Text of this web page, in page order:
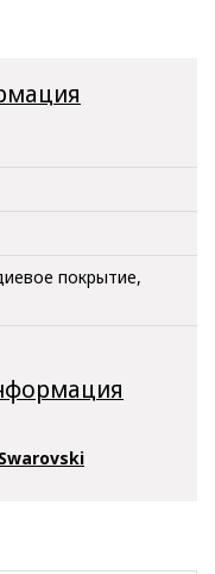
покрытие,